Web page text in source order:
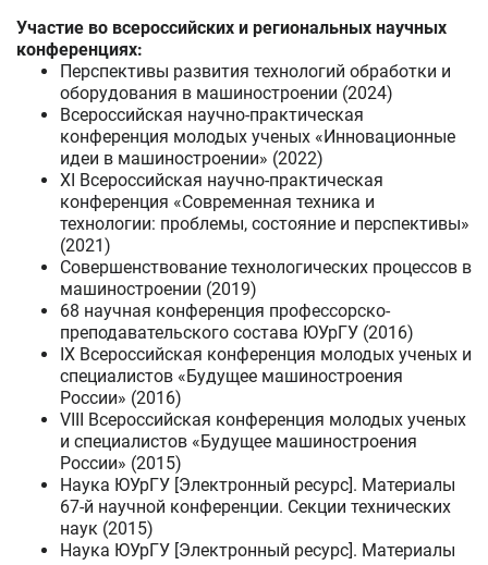
Участие во всероссийских и региональных научных
конференциях:
Перспективы развития технологий обработки и
оборудования в машиностроении (2024)
Всероссийская научно-практическая
конференция молодых ученых «Инновационные
идеи в машиностроении» (2022)
XI Всероссийская научно-практическая
конференция «Современная техника и
технологии: проблемы, состояние и перспективы»
(2021)
Совершенствование технологических процессов в
машиностроении (2019)
68 научная конференция профессорско-
преподавательского состава ЮУрГУ (2016)
IX Всероссийская конференция молодых ученых и
специалистов «Будущее машиностроения
России» (2016)
VIII Всероссийская конференция молодых ученых
и специалистов «Будущее машиностроения
России» (2015)
Наука ЮУрГУ [Электронный ресурс]. Материалы
67-й научной конференции. Секции технических
наук (2015)
Наука ЮУрГУ [Электронный ресурс]. Материалы